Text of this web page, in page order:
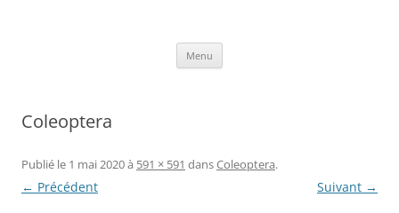
Menu
Coleoptera
Publié le 1 mai 2020à 591 × 591 dansColeoptera.
← Précédent Suivant →